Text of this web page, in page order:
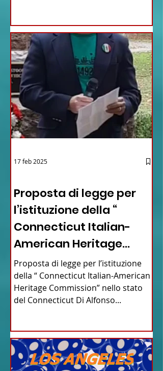
Proposta di legge per
l’istituzione della “
Connecticut Italian-
American Heritage
Commission” nello stato
del Connecticut
Proposta di legge per l’istituzione
della “ Connecticut Italian-American
Heritage Commission” nello stato
del Connecticut Di Alfonso...
17 feb 2025